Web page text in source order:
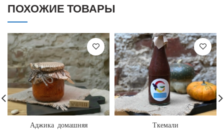
ПОХОЖИЕ ТОВАРЫ
Аджика домашняя Ткемали